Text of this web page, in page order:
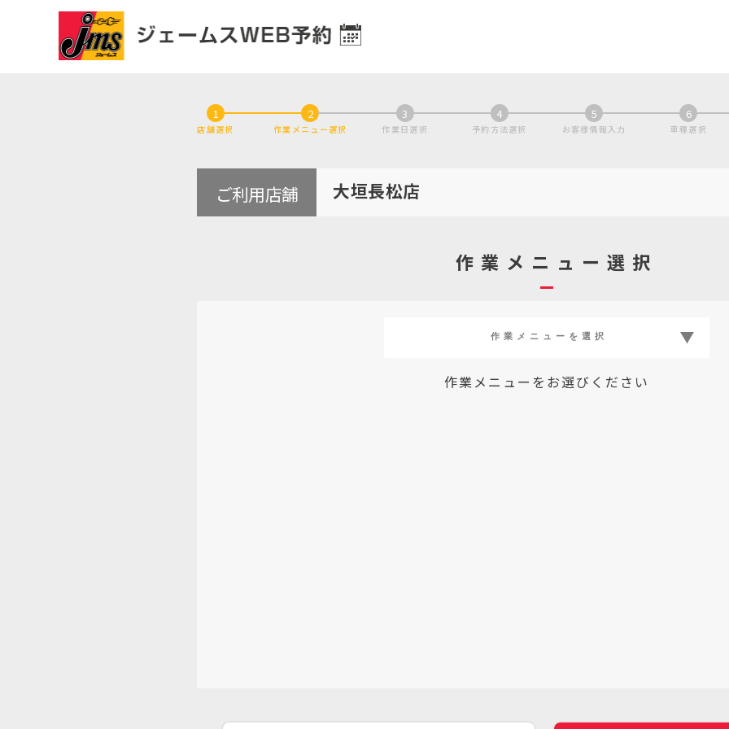
1
店舗選択
2
作業メニュー選択
3
作業日選択
4
予約方法選択
5
お客様情報入力
6
車種選択
ご利用店舗 大垣長松店
作業メニュー選択
作業メニューをお選びください